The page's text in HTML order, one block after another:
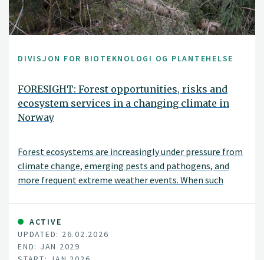
DIVISJON FOR BIOTEKNOLOGI OG PLANTEHELSE
FORESIGHT: Forest opportunities, risks and
ecosystem services in a changing climate in
Norway
Forest ecosystems are increasingly under pressure from
climate change, emerging pests and pathogens, and
more frequent extreme weather events. When such
another—the risk of severe damage can increase
substantially. The FORESIGHT project aims to
understand these complex, interacting challenges and
to translate this knowledge into practical applications.
ACTIVE
UPDATED: 26.02.2026
END: JAN 2029